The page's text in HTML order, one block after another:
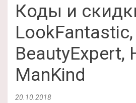
Коды и
LookFantastic,
BeautyExpert,
ManKind
20.10.2018